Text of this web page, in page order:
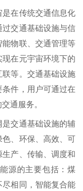
在传统交通信息化
交通基础设施与信
物联、交通管理等
在元宇宙环境下的
等。交通基础设施
件，用户可通过在
通服务。
交通基础设施的辅
色、环保、高效、可
产、传输、调度和
源的主要包括：煤
相同，智能复合能